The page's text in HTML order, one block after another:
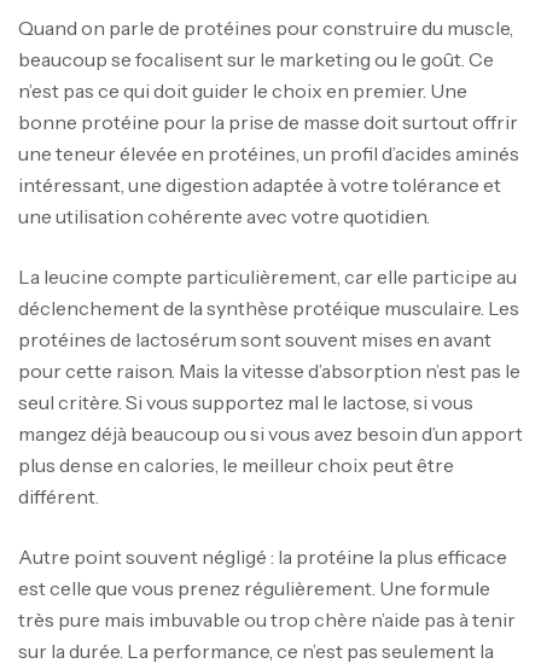
Quand on parle de protéines pour construire du muscle,
beaucoup se focalisent sur le marketing ou le goût. Ce
n’est pas ce qui doit guider le choix en premier. Une
bonne protéine pour la prise de masse doit surtout offrir
une teneur élevée en protéines, un profil d’acides aminés
intéressant, une digestion adaptée à votre tolérance et
une utilisation cohérente avec votre quotidien.
La leucine compte particulièrement, car elle participe au
déclenchement de la synthèse protéique musculaire. Les
protéines de lactosérum sont souvent mises en avant
pour cette raison. Mais la vitesse d’absorption n’est pas le
seul critère. Si vous supportez mal le lactose, si vous
mangez déjà beaucoup ou si vous avez besoin d’un apport
plus dense en calories, le meilleur choix peut être
différent.
Autre point souvent négligé : la protéine la plus efficace
est celle que vous prenez régulièrement. Une formule
très pure mais imbuvable ou trop chère n’aide pas à tenir
sur la durée. La performance, ce n’est pas seulement la